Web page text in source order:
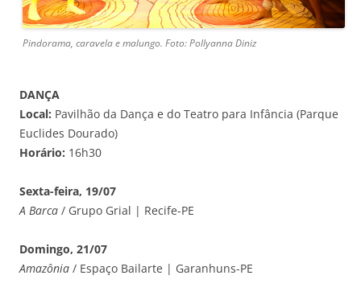
Pindorama, caravela e malungo. Foto: Pollyanna Diniz
DANÇA
Local: Pavilhão da Dança e do Teatro para Infância (Parque
Euclides Dourado)
Horário: 16h30
Sexta-feira, 19/07
A Barca / Grupo Grial | Recife-PE
Domingo, 21/07
Amazônia / Espaço Bailarte | Garanhuns-PE